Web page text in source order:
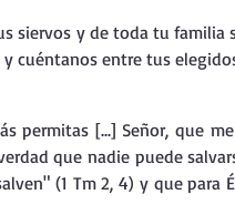
siervos y de toda tu familia
cuéntanos entre tus
permitas [...] Señor, que
que nadie puede
(1 Tm 2, 4) y que para